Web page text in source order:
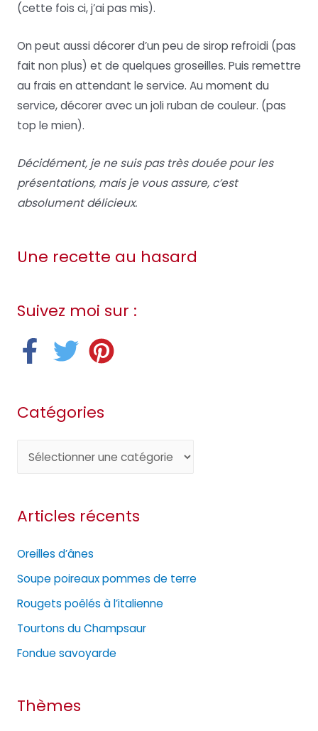
(cette fois ci, j’ai pas mis).
On peut aussi décorer d’un peu de sirop refroidi (pas
fait non plus) et de quelques groseilles. Puis remettre
au frais en attendant le service. Au moment du
service, décorer avec un joli ruban de couleur. (pas
top le mien).
Décidément, je ne suis pas très douée pour les
présentations, mais je vous assure, c’est
absolument délicieux.
Une recette au hasard
Suivez moi sur :
Catégories
é
o
r
i
e
s
Articles récents
Oreilles d’ânes
Soupe poireaux pommes de terre
Rougets poêlés à l’italienne
Tourtons du Champsaur
Fondue savoyarde
Thèmes